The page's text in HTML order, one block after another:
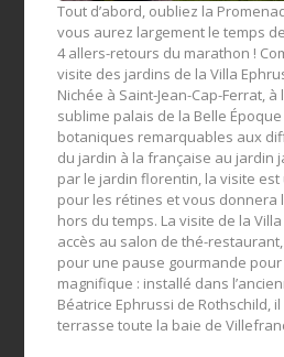
Tout d’abord, oubliez la
vous aurez largement le temps
4 allers-retours du marathon !
visite des jardins de la Villa
Nichée à Saint-Jean-Cap-Ferrat, à
sublime palais de la Belle
botaniques remarquables aux
du jardin à la française au jardin
par le jardin florentin, la visite
pour les rétines et vous donnera
hors du temps. La visite de la
accès au salon de thé-
pour une pause gourmande
magnifique : installé dans
Béatrice Ephrussi de Rothschild,
terrasse toute la baie de